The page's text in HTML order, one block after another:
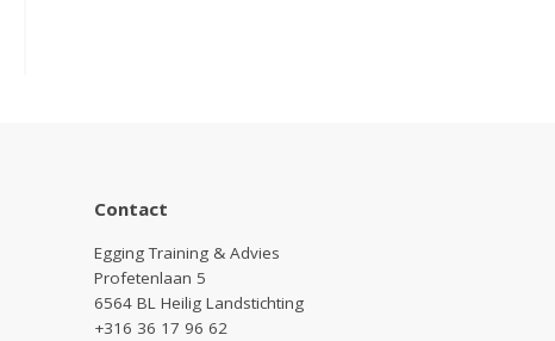
Contact
Egging Training & Advies
Profetenlaan 5
6564 BL Heilig Landstichting
+316 36 17 96 62